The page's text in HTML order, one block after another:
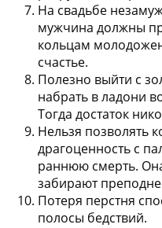
На свадьбе
мужчина должны
кольцам
счастье.
Полезно выйти с
набрать в ладони
Тогда достаток
Нельзя позволять
драгоценность с
раннюю смерть. Она
забирают
Потеря перстня
полосы бедствий.